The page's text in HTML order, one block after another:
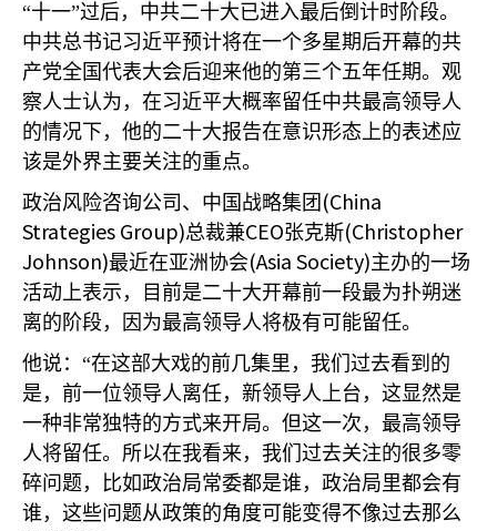
“十一”过后，中共二十大已进入最后倒计时阶段。
中共总书记习近平预计将在一个多星期后开幕的共
产党全国代表大会后迎来他的第三个五年任期。观
察人士认为，在习近平大概率留任中共最高领导人
的情况下，他的二十大报告在意识形态上的表述应
该是外界主要关注的重点。
政治风险咨询公司、中国战略集团 (China
Strategies Group)总裁兼CEO张克斯(Christopher
Johnson)最近在亚洲协会(Asia Society)主办的一场
活动上表示，目前是二十大开幕前一段最为扑朔迷
离的阶段，因为最高领导人将极有可能留任。
他说：“在这部大戏的前几集里，我们过去看到的
是，前一位领导人离任，新领导人上台，这显然是
一种非常独特的方式来开局。但这一次，最高领导
人将留任。所以在我看来，我们过去关注的很多零
碎问题，比如政治局常委都是谁，政治局里都会有
谁，这些问题从政策的角度可能变得不像过去那么